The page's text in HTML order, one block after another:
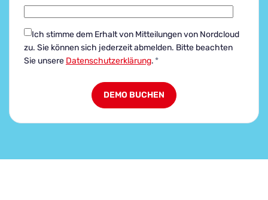
Ich stimme dem Erhalt von Mitteilungen von Nordcloud
zu. Sie können sich jederzeit abmelden. Bitte beachten
Sie unsere Datenschutzerklärung. *